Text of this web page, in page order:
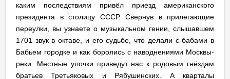
каким последствиям привёл приезд американского
президента в столицу СССР. Свернув в прилегающие
переулки, вы узнаете о музыкальном гении, слышавшем
1701 звук в октаве, и его судьбе, что делали с бабами в
Бабьем городке и как боролись с наводнениями Москвы-
реки. Местные улочки приведут нас к родовым гнёздам
братьев Третьяковых и Рябушинских. А кварталы